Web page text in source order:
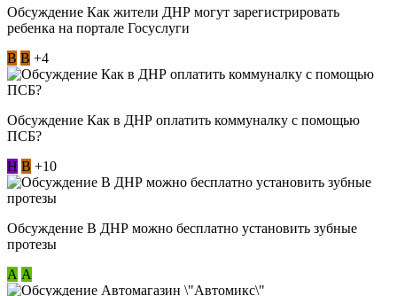
Обсуждение Как жители ДНР могут зарегистрировать
ребенка на портале Госуслуги
В В +4
Обсуждение Как в ДНР оплатить коммуналку с помощью
ПСБ?
Н В +10
Обсуждение В ДНР можно бесплатно установить зубные
протезы
А А